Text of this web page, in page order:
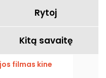
Rytoj
Kitą savaitę
filmas kine